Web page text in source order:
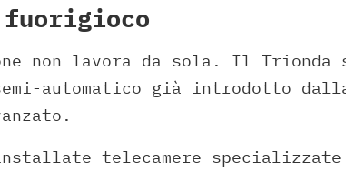
non lavora da sola. Il
automatico già introdotto
telecamere